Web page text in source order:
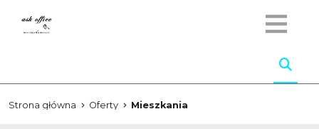
Strona główna Oferty Mieszkania